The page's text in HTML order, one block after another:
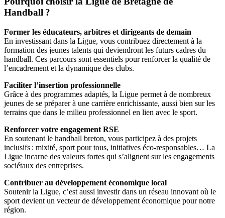
Handball ?
Former les éducateurs, arbitres et dirigeants de demain
En investissant dans la Ligue, vous contribuez directement à la
formation des jeunes talents qui deviendront les futurs cadres du
handball. Ces parcours sont essentiels pour renforcer la qualité de
l’encadrement et la dynamique des clubs.
Faciliter l’insertion professionnelle
Grâce à des programmes adaptés, la Ligue permet à de nombreux
jeunes de se préparer à une carrière enrichissante, aussi bien sur les
terrains que dans le milieu professionnel en lien avec le sport.
Renforcer votre engagement RSE
En soutenant le handball breton, vous participez à des projets
inclusifs : mixité, sport pour tous, initiatives éco-responsables… La
Ligue incarne des valeurs fortes qui s’alignent sur les engagements
sociétaux des entreprises.
Contribuer au développement économique local
Soutenir la Ligue, c’est aussi investir dans un réseau innovant où le
sport devient un vecteur de développement économique pour notre
région.